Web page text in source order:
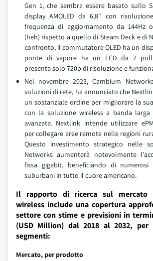
Gen 1, che sembra essere basato sullo
display AMOLED da 6,8" con
frequenza di aggiornamento da 144Hz
(heh) rispetto a quello di Steam Deck e di
confronto, il commutatore OLED ha un
ponte di vapore ha un LCD da 7
presenta solo 720p di risoluzione e
Nel novembre 2023, Cambium
soluzioni di rete, ha annunciato che
un sostanziale ordine per migliorare la
con la soluzione wireless a banda larga
avanzata. Nextlink intende utilizzare
per collegare aree remote nelle regioni
Questo investimento strategico nelle
Networks aumenterà notevolmente
fissa gigabit, beneficiando di
suburbani in tutto il cuore americano.
Il rapporto di ricerca sul mercato
wireless include una copertura
settore con stime e previsioni in
(USD Million) dal 2018 al 2032, per
segmenti:
Mercato, per prodotto